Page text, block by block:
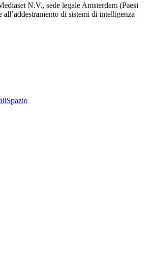
N.V., sede legale Amsterdam (Paesi
di sistemi di intelligenza
Spazio